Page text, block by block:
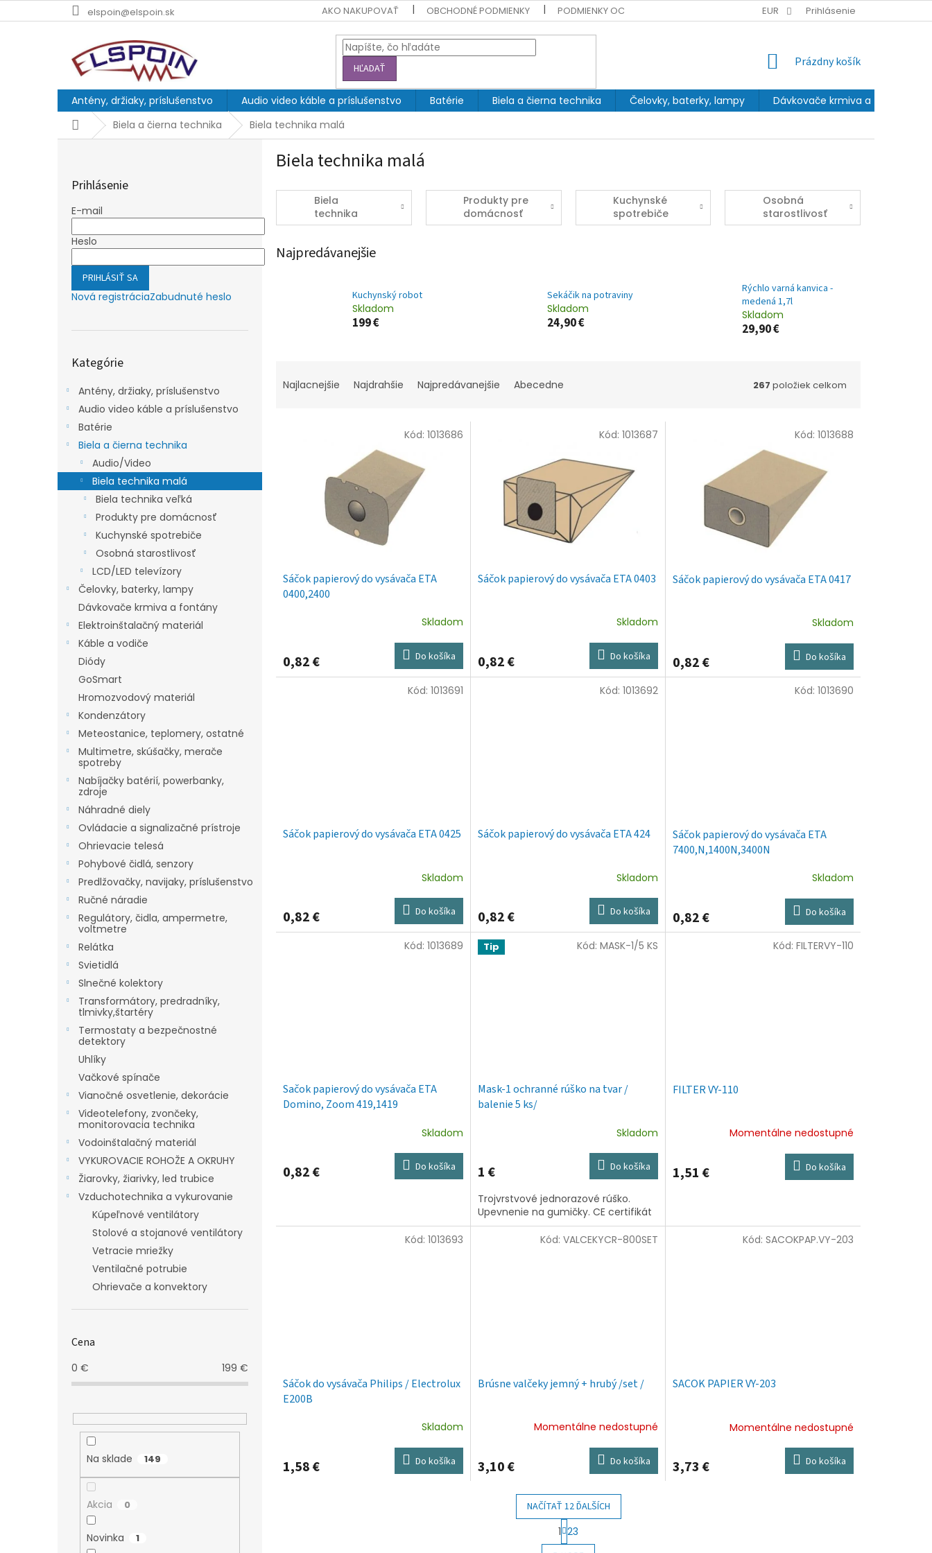
na
elspoin@elspoin.sk AKO NAKUPOVAŤ OBCHODNÉ PODMIENKY PODMIENKY OCHRANY OSOBNÝCH ÚDAJOV EUR Prihlásenie
HĽADAŤ
NÁKUPNÝ
Prázdny košík
Antény, držiaky, príslušenstvo Audio video káble a príslušenstvo Batérie Biela a čierna technika Čelovky, baterky, lampy
Dávkovače krmiva a fontány
DomovBiela a čierna technika Biela technika malá
Prihlásenie
E-mail
Heslo
PRIHLÁSIŤ SA
Nová registráciaZabudnuté heslo
kategórie
Kategórie
Antény, držiaky, príslušenstvo
Audio video káble a príslušenstvo
Batérie
Biela a čierna technika
Audio/Video
Biela technika malá
Biela technika veľká
Produkty pre domácnosť
Kuchynské spotrebiče
Osobná starostlivosť
LCD/LED televízory
Čelovky, baterky, lampy
Dávkovače krmiva a fontány
Elektroinštalačný materiál
Káble a vodiče
Diódy
GoSmart
Hromozvodový materiál
Kondenzátory
Meteostanice, teplomery, ostatné
Multimetre, skúšačky, merače
spotreby
Nabíjačky batérií, powerbanky,
zdroje
Náhradné diely
Ovládacie a signalizačné prístroje
Ohrievacie telesá
Pohybové čidlá, senzory
Predlžovačky, navijaky, príslušenstvo
Ručné náradie
Regulátory, čidla, ampermetre,
voltmetre
Relátka
Svietidlá
Slnečné kolektory
Transformátory, predradníky,
tlmivky,štartéry
Termostaty a bezpečnostné
detektory
Uhlíky
Vačkové spínače
Vianočné osvetlenie, dekorácie
Videotelefony, zvončeky,
monitorovacia technika
Vodoinštalačný materiál
VYKUROVACIE ROHOŽE A OKRUHY
Žiarovky, žiarivky, led trubice
Vzduchotechnika a vykurovanie
Kúpeľnové ventilátory
Stolové a stojanové ventilátory
Vetracie mriežky
Ventilačné potrubie
Ohrievače a konvektory
Cena
0 € 199 €
Na sklade 149
Akcia 0
Novinka 1
Biela technika malá
Biela
technika
veľká
Produkty pre
domácnosť
Kuchynské
spotrebiče
Osobná
starostlivosť
Najpredávanejšie
Kuchynský robot
Skladom
199 €
Sekáčik na potraviny
Skladom
24,90 €
Rýchlo varná kanvica -
medená 1,7l
Skladom
29,90 €
Najlacnejšie Najdrahšie Najpredávanejšie Abecedne 267 položiek celkom
Sáčok papierový do vysávača ETA
0400,2400
Skladom
0,82 € Do košíka
Kód: 1013686
Sáčok papierový do vysávača ETA 0403
Skladom
0,82 € Do košíka
Kód: 1013687
Sáčok papierový do vysávača ETA 0417
Skladom
0,82 € Do košíka
Kód: 1013688
Sáčok papierový do vysávača ETA 0425
Skladom
0,82 € Do košíka
Kód: 1013691
Sáčok papierový do vysávača ETA 424
Skladom
0,82 € Do košíka
Kód: 1013692
Sáčok papierový do vysávača ETA
7400,N,1400N,3400N
Skladom
0,82 € Do košíka
Kód: 1013690
Sačok papierový do vysávača ETA
Domino, Zoom 419,1419
Skladom
0,82 € Do košíka
Kód: 1013689 Tip
Mask-1 ochranné rúško na tvar /
balenie 5 ks/
Skladom
1 € Do košíka
Trojvrstvové jednorazové rúško.
Upevnenie na gumičky. CE certifikát
Kód: MASK-1/5 KS
FILTER VY-110
Momentálne nedostupné
1,51 € Do košíka
Kód: FILTERVY-110
Sáčok do vysávača Philips / Electrolux
E200B
Skladom
1,58 € Do košíka
Kód: 1013693
Brúsne valčeky jemný + hrubý /set /
Momentálne nedostupné
3,10 € Do košíka
Kód: VALCEKYCR-800SET
SACOK PAPIER VY-203
Momentálne nedostupné
3,73 € Do košíka
Kód: SACOKPAP.VY-203
O
NAČÍTAŤ 12 ĎALŠÍCH
S
t
r
1 23